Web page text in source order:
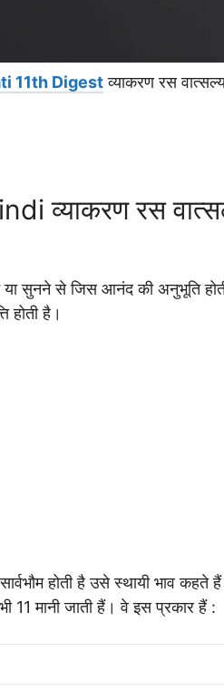
11th Digestव्याकरण रस
व्याकरण रस
या सुनने से जिस आनंद की अनुभूति
होती है।
होती है उसे स्थायी भाव कहते
11 मानी जाती हैं। वे इस प्रकार हैं :